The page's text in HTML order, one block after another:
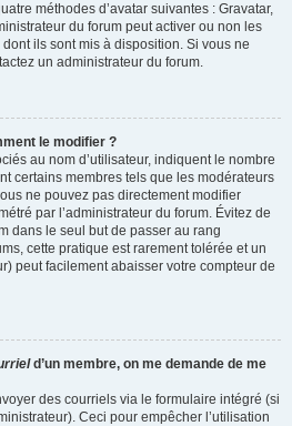
méthodes d’avatar suivantes : Gravatar,
du forum peut activer ou non les
ils sont mis à disposition. Si vous ne
un administrateur du forum.
le modifier ?
au nom d’utilisateur, indiquent le nombre
certains membres tels que les modérateurs
ne pouvez pas directement modifier
par l’administrateur du forum. Évitez de
dans le seul but de passer au rang
cette pratique est rarement tolérée et un
peut facilement abaisser votre compteur de
d’un membre, on me demande de me
des courriels via le formulaire intégré (si
Ceci pour empêcher l’utilisation